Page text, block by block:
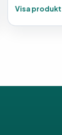
Visa produkt